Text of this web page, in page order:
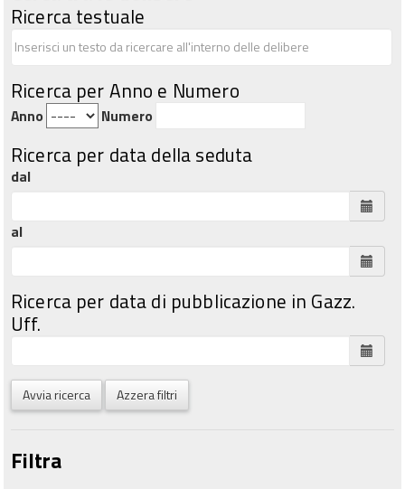
Ricerca testuale
Ricerca per Anno e Numero
Anno Numero
Ricerca per data della seduta
dal
al
Ricerca per data di pubblicazione in Gazz.
Uff.
Avvia ricerca Azzera filtri
Filtra